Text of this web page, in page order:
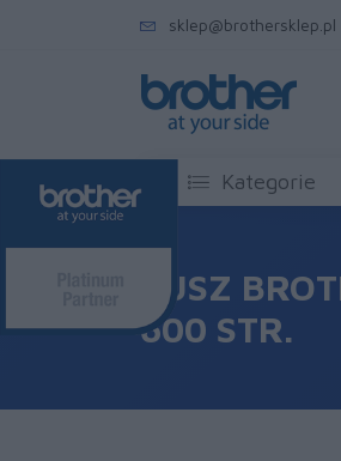
sklep@brothersklep.pl
Kategorie
TUSZ
600 STR.